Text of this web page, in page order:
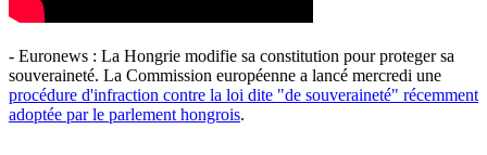
- Euronews : La Hongrie modifie sa constitution pour proteger sa
souveraineté. La Commission européenne a lancé mercredi une
procédure d'infraction contre la loi dite "de souveraineté" récemment
adoptée par le parlement hongrois.